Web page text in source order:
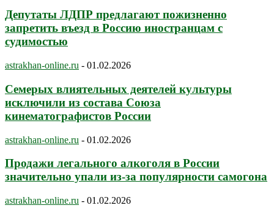
Депутаты ЛДПР предлагают пожизненно
запретить въезд в Россию иностранцам с
судимостью
astrakhan-online.ru - 01.02.2026
Семерых влиятельных деятелей культуры
исключили из состава Союза
кинематографистов России
astrakhan-online.ru - 01.02.2026
Продажи легального алкоголя в России
значительно упали из-за популярности самогона
astrakhan-online.ru - 01.02.2026